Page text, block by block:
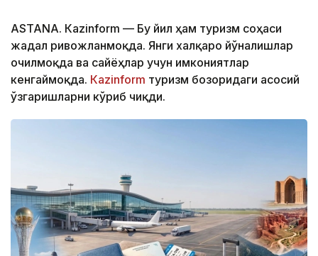
ASTANА. Кazinform — Бу йил ҳам туризм соҳаси
жадал ривожланмоқда. Янги халқаро йўналишлар
очилмоқда ва сайёҳлар учун имкониятлар
кенгаймоқда. Кazinform туризм бозоридаги асосий
ўзгаришларни кўриб чиқди.